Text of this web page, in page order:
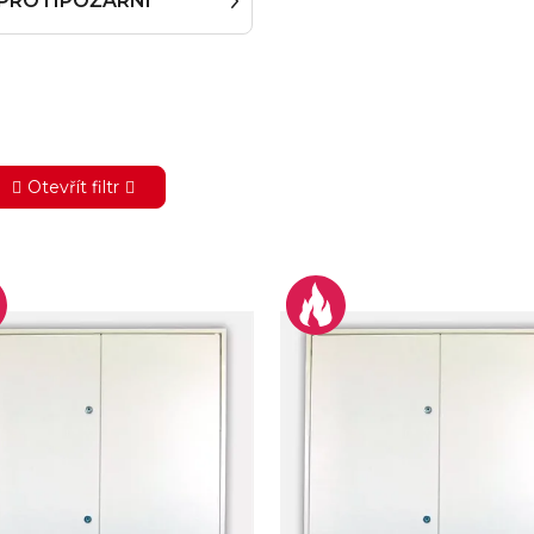
Otevřít filtr